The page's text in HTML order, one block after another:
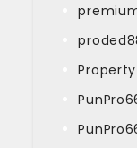
Property